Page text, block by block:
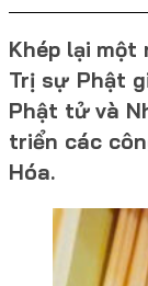
Khép lại một
Trị sự Phật
Phật tử và
triển các
Hóa.